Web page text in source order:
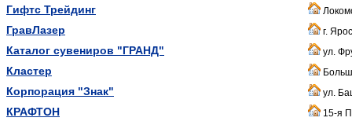
Гифтс Трейдинг
ГравЛазер г.
Каталог сувениров "ГРАНД" ул.
Кластер
Корпорация "Знак" ул.
КРАФТОН 15-я